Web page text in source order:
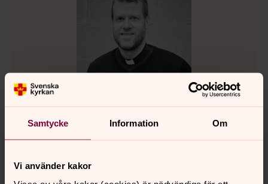
Samtycke Information Om
Vi använder kakor
Petter Sundelius